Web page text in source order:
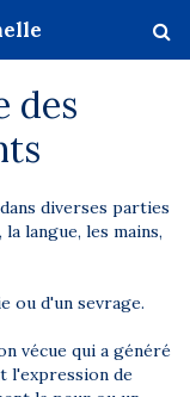
des
diverses parties
langue, les mains,
ou d'un sevrage.
vécue qui a généré
l'expression de